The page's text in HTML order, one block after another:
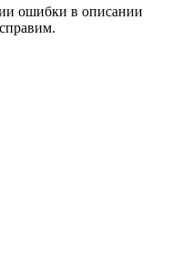
ошибки в описании